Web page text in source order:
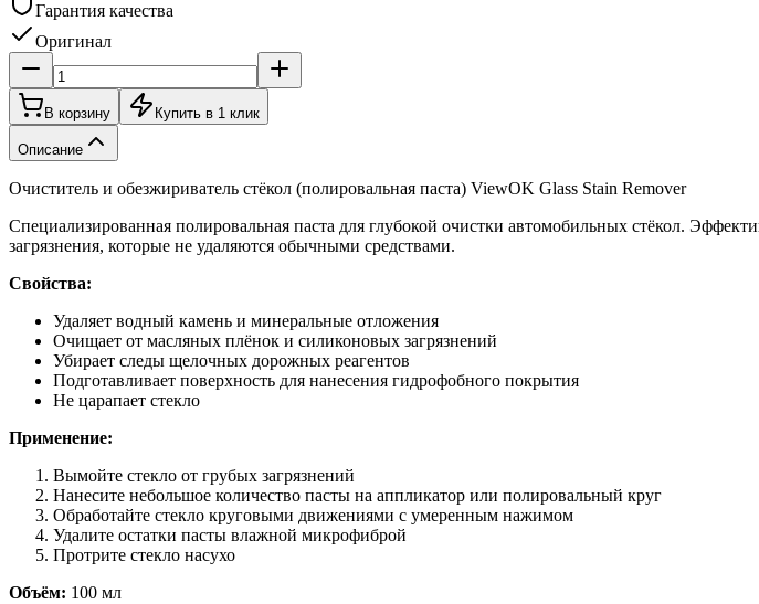
Гарантия качества
Оригинал
В корзину Купить в 1 клик
Описание
Очиститель и обезжириватель стёкол (полировальная паста) ViewOK Glass Stain Remover
Специализированная полировальная паста для глубокой очистки автомобильных стёкол.
загрязнения, которые не удаляются обычными средствами.
Свойства:
Удаляет водный камень и минеральные отложения
Очищает от масляных плёнок и силиконовых загрязнений
Убирает следы щелочных дорожных реагентов
Подготавливает поверхность для нанесения гидрофобного покрытия
Не царапает стекло
Применение:
Вымойте стекло от грубых загрязнений
Нанесите небольшое количество пасты на аппликатор или полировальный круг
Обработайте стекло круговыми движениями с умеренным нажимом
Удалите остатки пасты влажной микрофиброй
Протрите стекло насухо
Объём: 100 мл